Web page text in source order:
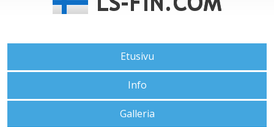
Etusivu
Info
Galleria